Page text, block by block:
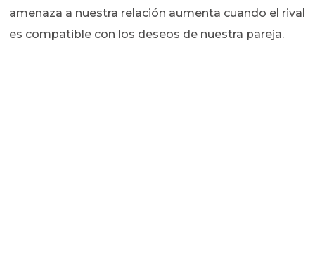
amenaza a nuestra relación aumenta cuando el rival
es compatible con los deseos de nuestra pareja.